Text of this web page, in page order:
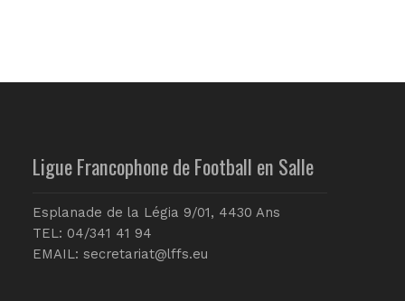
Ligue Francophone de Football en Salle
Esplanade de la Légia 9/01, 4430 Ans
TEL: 04/341 41 94
EMAIL: secretariat@lffs.eu